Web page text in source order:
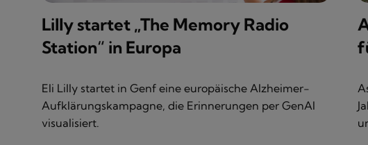
Lilly startet „The Memory Radio
Station“ in Europa
Eli Lilly startet in Genf eine europäische Alzheimer-
Aufklärungskampagne, die Erinnerungen per GenAI
visualisiert.